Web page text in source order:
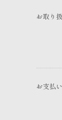
お取り
お支払